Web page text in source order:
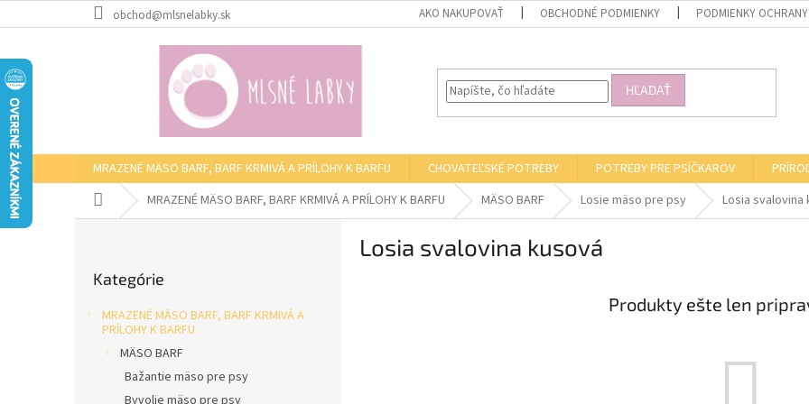
na
obchod@mlsnelabky.sk AKO NAKUPOVAŤ OBCHODNÉ PODMIENKY PODMIENKY OCHRANY
HĽADAŤ
MRAZENÉ MÄSO BARF, BARF KRMIVÁ A PRÍLOHY K BARFU CHOVATEĽSKÉ POTREBY POTREBY PRE PSÍČKAROV
DomovMRAZENÉ MÄSO BARF, BARF KRMIVÁ A PRÍLOHY K BARFU MÄSO BARF Losie mäso pre psy Losia svalovina
kategórie
Kategórie
MRAZENÉ MÄSO BARF, BARF KRMIVÁ A
PRÍLOHY K BARFU
MÄSO BARF
Bažantie mäso pre psy
Byvolie mäso pre psy
Losia svalovina kusová
Produkty ešte len